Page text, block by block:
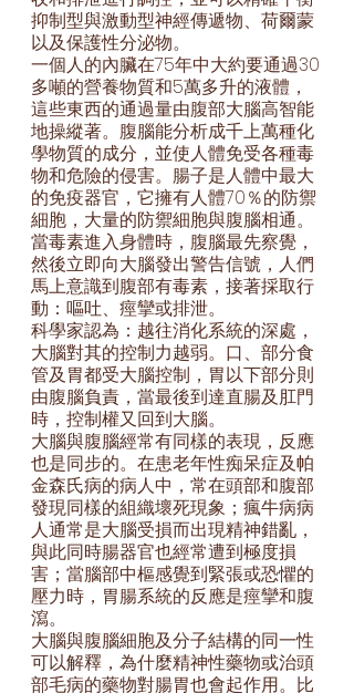
抑制型與激動型神經傳遞物、荷爾蒙
以及保護性分泌物。
一個人的內臟在75年中大約要通過30
多噸的營養物質和5萬多升的液體，
這些東西的通過量由腹部大腦高智能
地操縱著。腹腦能分析成千上萬種化
學物質的成分，並使人體免受各種毒
物和危險的侵害。腸子是人體中最大
的免疫器官，它擁有人體70％的防禦
細胞，大量的防禦細胞與腹腦相通。
當毒素進入身體時，腹腦最先察覺，
然後立即向大腦發出警告信號，人們
馬上意識到腹部有毒素，接著採取行
動：嘔吐、痙攣或排泄。
科學家認為：越往消化系統的深處，
大腦對其的控制力越弱。口、部分食
管及胃都受大腦控制，胃以下部分則
由腹腦負責，當最後到達直腸及肛門
時，控制權又回到大腦。
大腦與腹腦經常有同樣的表現，反應
也是同步的。在患老年性痴呆症及帕
金森氏病的病人中，常在頭部和腹部
發現同樣的組織壞死現象；瘋牛病病
人通常是大腦受損而出現精神錯亂，
與此同時腸器官也經常遭到極度損
害；當腦部中樞感覺到緊張或恐懼的
壓力時，胃腸系統的反應是痙攣和腹
瀉。
大腦與腹腦細胞及分子結構的同一性
可以解釋，為什麼精神性藥物或治頭
部毛病的藥物對腸胃也會起作用。比